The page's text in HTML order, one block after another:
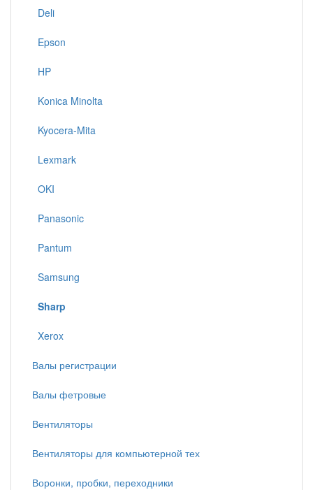
Deli
Epson
HP
Konica Minolta
Kyocera-Mita
Lexmark
OKI
Panasonic
Pantum
Samsung
Sharp
Xerox
Валы регистрации
Валы фетровые
Вентиляторы
Вентиляторы для компьютерной тех
Воронки, пробки, переходники